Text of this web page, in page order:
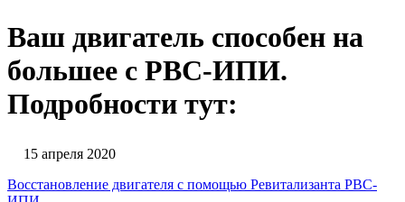
Ваш двигатель способен на
большее с РВС-ИПИ.
Подробности тут:
15 апреля 2020
Восстановление двигателя с помощью Ревитализанта РВС-